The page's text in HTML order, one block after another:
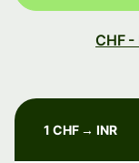
CHF
1 CHF → INR